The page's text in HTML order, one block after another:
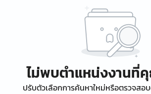
ไม่พบตำแหน่งงานที่
ปรับตัวเลือกการค้นหาใหม่หรือตรวจสอ